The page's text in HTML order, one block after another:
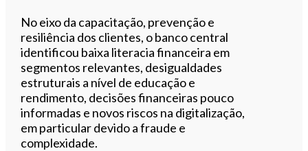
No eixo da capacitação, prevenção e
resiliência dos clientes, o banco central
identificou baixa literacia financeira em
segmentos relevantes, desigualdades
estruturais a nível de educação e
rendimento, decisões financeiras pouco
informadas e novos riscos na digitalização,
em particular devido a fraude e
complexidade.